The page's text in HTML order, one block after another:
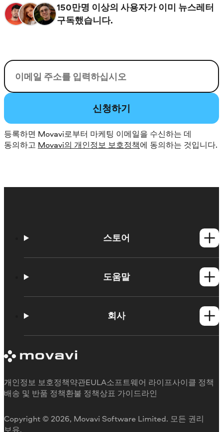
150만명 이상의 사용자가 이미 뉴스레터
구독했습니다.
이메일
신청하기
등록하면 Movavi로부터 마케팅 이메일을 수신하는 데
동의하고 Movavi의 개인정보 보호정책에 동의하는 것입니다.
스토어
Mac 제품
도움말
학습 포털
체험판 제한 사항
환불
회사
후기
Movavi를 선택하는 이유
업무용
Copyright © 2026, Movavi Software Limited. 모든 권리
보유.
개인정보 보호정책약관EULA소프트웨어 라이프사이클 정책
배송 및 반품 정책환불 정책상표 가이드라인